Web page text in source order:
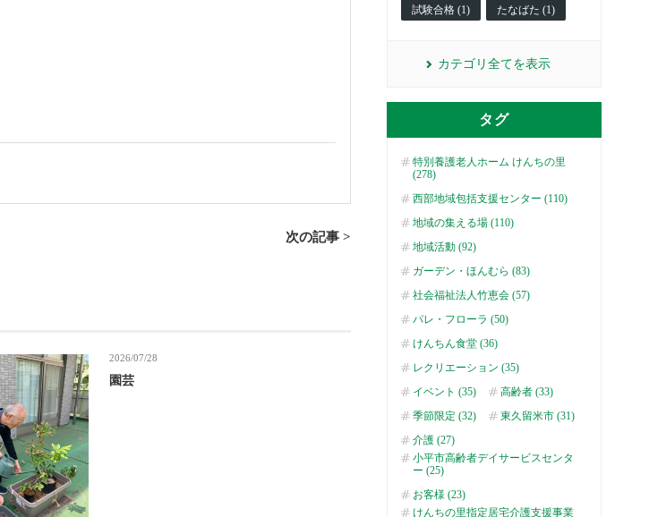
次の記事 >
2026/07/28
園芸
試験合格 (1) たなばた (1)
カテゴリ全てを表示
タグ
特別養護老人ホーム けんちの里
(278)
西部地域包括支援センター (110)
地域の集える場 (110)
地域活動 (92)
ガーデン・ほんむら (83)
社会福祉法人竹恵会 (57)
パレ・フローラ (50)
けんちん食堂 (36)
レクリエーション (35)
イベント (35)
高齢者 (33)
季節限定 (32)
東久留米市 (31)
介護 (27)
小平市高齢者デイサービスセンタ
ー (25)
お客様 (23)
けんちの里指定居宅介護支援事業